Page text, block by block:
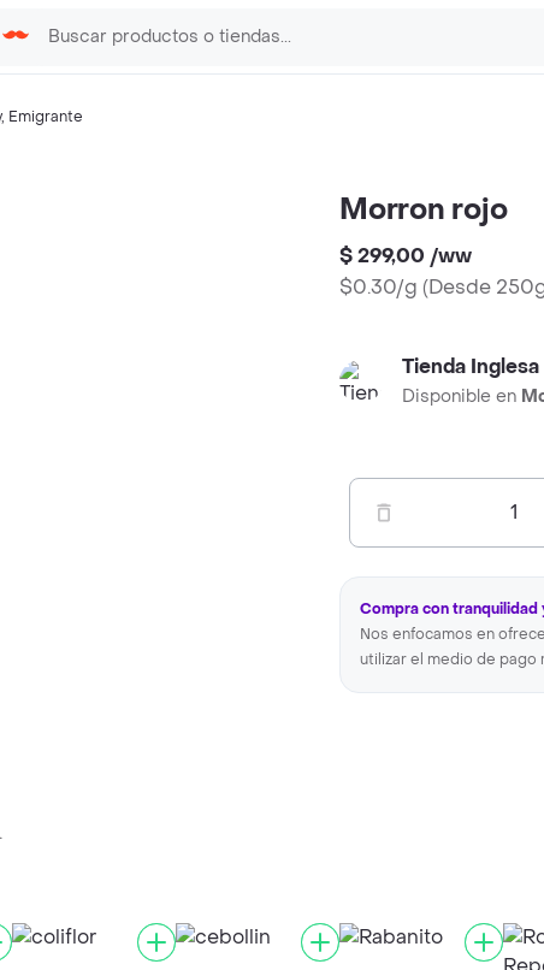
, Emigrante
Morron rojo
$ 299,00 /ww
$0.30/g (Desde
Tienda Inglesa
Disponible en
1
Compra con tranquilidad
Nos enfocamos en
utilizar el medio de pago